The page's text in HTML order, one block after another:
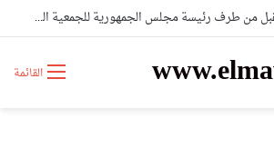
السيّد عطاف يستقبل من طرف رئيسة مجلس الجمهورية للجمعية الوطنية البيلاروسية
القائمة